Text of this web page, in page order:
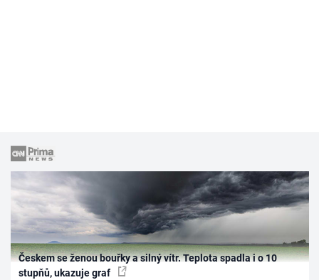
Českem se ženou bouřky a silný vítr. Teplota spadla i o 10
stupňů, ukazuje graf